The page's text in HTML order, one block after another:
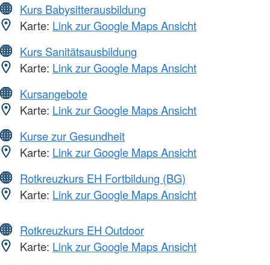
Kurs Babysitterausbildung
Karte: Link zur Google Maps Ansicht
Kurs Sanitätsausbildung
Karte: Link zur Google Maps Ansicht
Kursangebote
Karte: Link zur Google Maps Ansicht
Kurse zur Gesundheit
Karte: Link zur Google Maps Ansicht
Rotkreuzkurs EH Fortbildung (BG)
Karte: Link zur Google Maps Ansicht
Rotkreuzkurs EH Outdoor
Karte: Link zur Google Maps Ansicht